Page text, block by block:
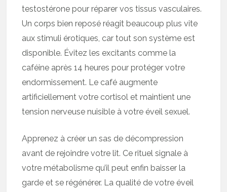
testostérone pour réparer vos tissus vasculaires.
Un corps bien reposé réagit beaucoup plus vite
aux stimuli érotiques, car tout son système est
disponible. Évitez les excitants comme la
caféine après 14 heures pour protéger votre
endormissement. Le café augmente
artificiellement votre cortisol et maintient une
tension nerveuse nuisible à votre éveil sexuel.
Apprenez à créer un sas de décompression
avant de rejoindre votre lit. Ce rituel signale à
votre métabolisme qu’il peut enfin baisser la
garde et se régénérer. La qualité de votre éveil